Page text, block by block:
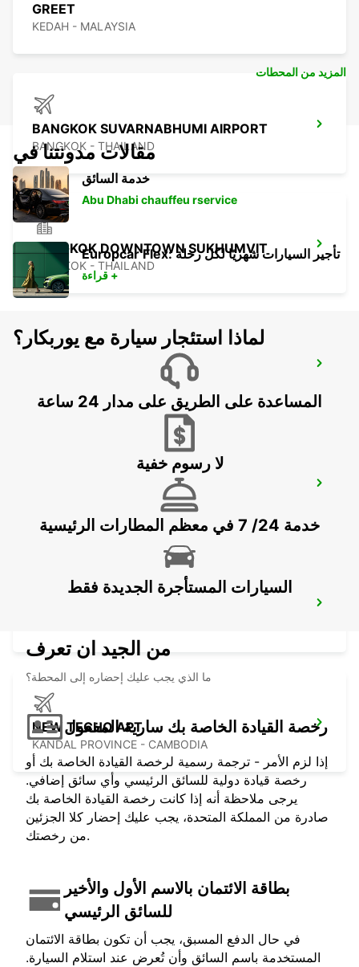
GREET
KEDAH - MALAYSIA
BANGKOK SUVARNABHUMI AIRPORT
BANGKOK - THAILAND
BANGKOK DOWNTOWN SUKHUMVIT
BANGKOK - THAILAND
BANGKOK RAMA 9 TC GREEN
PENANG INTERNATIONAL AIRPORT
BAYAN LEPAS - MALAYSIA
NEW TECHO APT
KANDAL PROVINCE - CAMBODIA
المزيد من المحطات
مقالات مدونتنا في
خدمة السائق
Abu Dhabi chauffeu rservice
Europcar Flex: تأجير السيارات شهريًا لكل رحلة
قراءة +
لماذا استئجار سيارة مع يوربكار؟
المساعدة على الطريق على مدار 24 ساعة
لا رسوم خفية
خدمة 24/ 7 في معظم المطارات الرئيسية
السيارات المستأجرة الجديدة فقط
من الجيد ان تعرف
ما الذي يجب عليك إحضاره إلى المحطة؟
رخصة القيادة الخاصة بك سارية المفعول
إذا لزم الأمر - ترجمة رسمية لرخصة القيادة الخاصة بك أو
رخصة قيادة دولية للسائق الرئيسي وأي سائق إضافي.
يرجى ملاحظة أنه إذا كانت رخصة القيادة الخاصة بك
صادرة من المملكة المتحدة، يجب عليك إحضار كلا الجزئين
من رخصتك.
بطاقة الائتمان بالاسم الأول والأخير
للسائق الرئيسي
في حال الدفع المسبق، يجب أن تكون بطاقة الائتمان
المستخدمة باسم السائق وأن تُعرض عند استلام السيارة.